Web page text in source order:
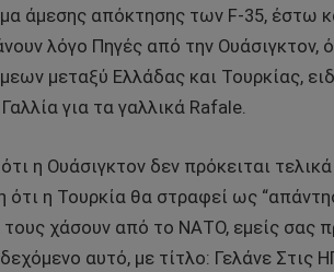
άμεσης απόκτησης των F-35, έστω
λόγο Πηγές από την Ουάσιγκτον,
μεταξύ Ελλάδας και Τουρκίας,
για τα γαλλικά Rafale.
η Ουάσιγκτον δεν πρόκειται
ότι η Τουρκία θα στραφεί ως
τους χάσουν από το ΝΑΤΟ, εμείς σας
αυτό, με τίτλο: Γελάνε Στις